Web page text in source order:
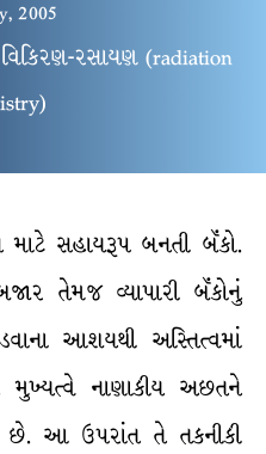
2005
રસાયણ (radiation
માટે સહાયરૂપ બનતી બૅંકો.
તેમજ વ્યાપારી બૅંકોનું
આશયથી અસ્તિત્વમાં
નાણાકીય અછતને
છે. આ ઉપરાંત તે તકનીકી